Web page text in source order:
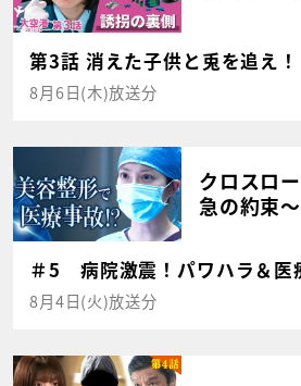
第3話 消えた子供と兎を追え！
8月6日(木)放送分
クロスロ
急の約束～
＃5 病院激震！パワハラ＆医
8月4日(火)放送分